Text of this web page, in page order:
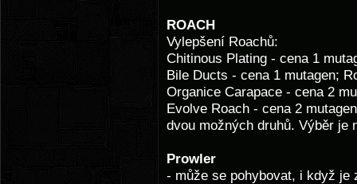
ROACH
Vylepšení Roachů:
Chitinous Plating - cena 1
Bile Ducts - cena 1 mutagen;
Organice Carapace - cena 2
Evolve Roach - cena 2
dvou možných druhů. Výběr je
Prowler
- může se pohybovat, i když je